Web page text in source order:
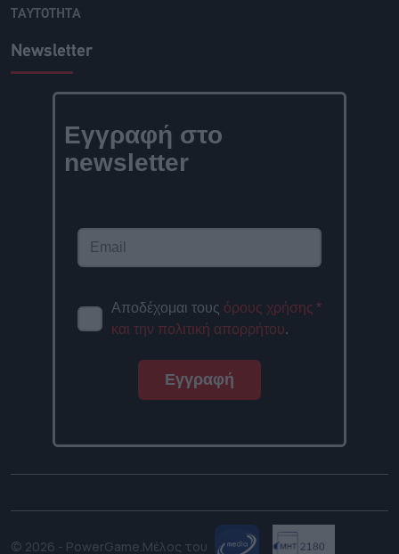
ΤΑΥΤΟΤΗΤΑ
Newsletter
Εγγραφή στο
newsletter
Αποδέχομαι τους όρους χρήσης
και την πολιτική απορρήτου.
*
Εγγραφή
© 2026 - PowerGame.Μέλος του